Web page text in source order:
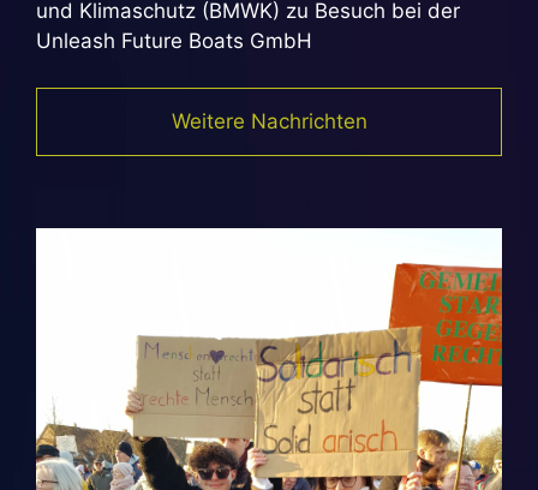
und Klimaschutz (BMWK) zu Besuch bei der
Unleash Future Boats GmbH
Weitere Nachrichten